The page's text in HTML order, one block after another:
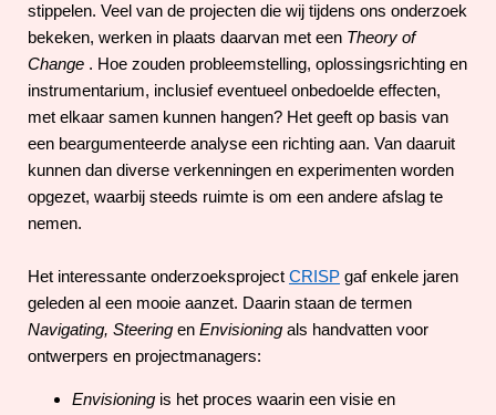
stippelen. Veel van de projecten die wij tijdens ons onderzoek
bekeken, werken in plaats daarvan met een Theory of
Change . Hoe zouden probleemstelling, oplossingsrichting en
instrumentarium, inclusief eventueel onbedoelde effecten,
met elkaar samen kunnen hangen? Het geeft op basis van
een beargumenteerde analyse een richting aan. Van daaruit
kunnen dan diverse verkenningen en experimenten worden
opgezet, waarbij steeds ruimte is om een andere afslag te
nemen.
Het interessante onderzoeksproject CRISP gaf enkele jaren
geleden al een mooie aanzet. Daarin staan de termen
Navigating, Steering en Envisioning als handvatten voor
ontwerpers en projectmanagers:
Envisioning is het proces waarin een visie en